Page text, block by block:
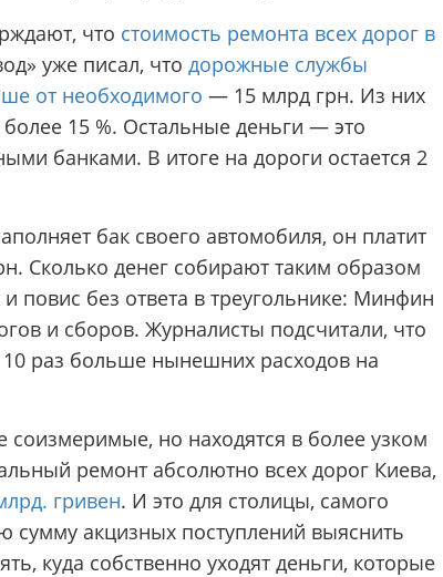
что стоимость ремонта всех дорог в
уже писал, что дорожные службы
от необходимого — 15 млрд грн. Из них
15 %. Остальные деньги — это
банками. В итоге на дороги остается 2
бак своего автомобиля, он платит
Сколько денег собирают таким образом
повис без ответа в треугольнике: Минфин
и сборов. Журналисты подсчитали, что
раз больше нынешних расходов на
но находятся в более узком
ремонт абсолютно всех дорог Киева,
гривен. И это для столицы, самого
сумму акцизных поступлений выяснить
куда собственно уходят деньги, которые